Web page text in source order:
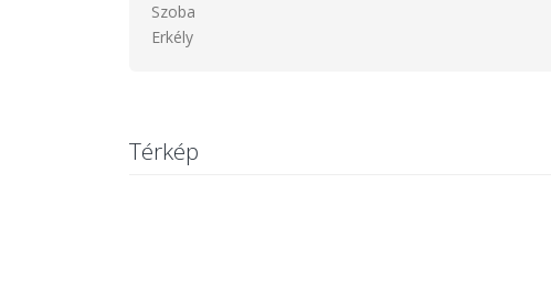
Szoba
Erkély
Térkép